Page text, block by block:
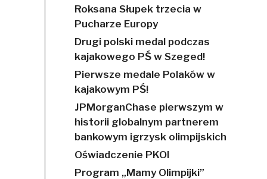
Roksana Słupek trzecia w
Pucharze Europy
Drugi polski medal podczas
kajakowego PŚ w Szeged!
Pierwsze medale Polaków w
kajakowym PŚ!
JPMorganChase pierwszym w
historii globalnym partnerem
bankowym igrzysk olimpijskich
Oświadczenie PKOl
Program „Mamy Olimpijki”